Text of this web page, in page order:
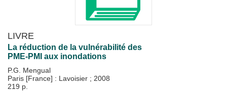
LIVRE
La réduction de la vulnérabilité des
PME-PMI aux inondations
P.G. Mengual
Paris [France] : Lavoisier ; 2008
219 p.